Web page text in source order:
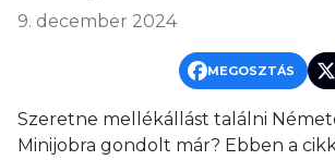
Rólunk
Kapcsolat
9. december 2024
MEGOSZTÁS
Szeretne mellékállást találni
Minijobra gondolt már? Ebben a